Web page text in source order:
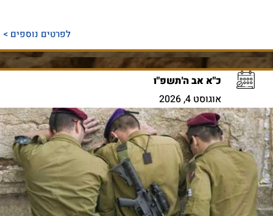
לפרטים נוספים >
כ"א אב ה'תשפ"ו
אוגוסט 4, 2026